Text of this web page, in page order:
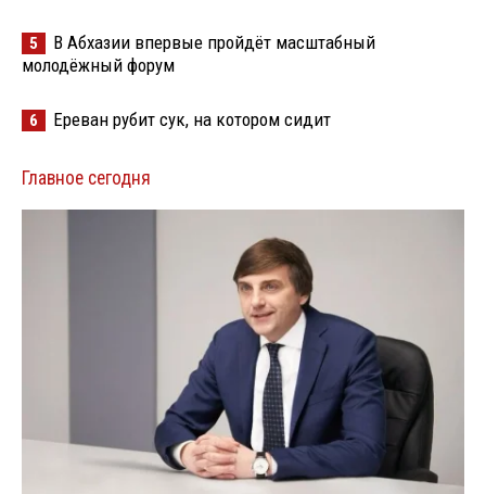
5
В Абхазии впервые пройдёт масштабный
молодёжный форум
6 Ереван рубит сук, на котором сидит
Главное сегодня